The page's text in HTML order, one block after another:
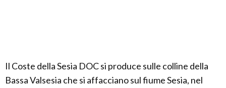
Il Coste della Sesia DOC si produce sulle colline della
Bassa Valsesia che si affacciano sul fiume Sesia, nel